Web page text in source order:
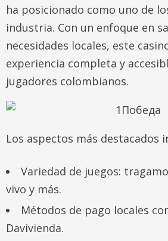
ha posicionado como uno de
industria. Con un enfoque en
necesidades locales, este
experiencia completa y
jugadores colombianos.
Los aspectos más destacados
Variedad de juegos:
vivo y más.
Métodos de pago locales
Davivienda.